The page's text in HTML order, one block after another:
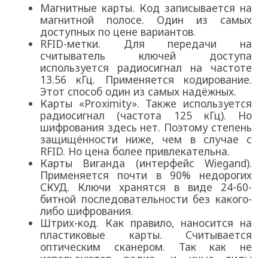
Магнитные карты. Код записывается на
магнитной полосе. Один из самых
доступных по цене вариантов.
RFID-метки. Для передачи на
считыватель ключей доступа
используется радиосигнал на частоте
13.56 кГц. Применяется кодирование.
Этот способ один из самых надёжных.
Карты «Proximity». Также используется
радиосигнал (частота 125 кГц). Но
шифрования здесь нет. Поэтому степень
защищённости ниже, чем в случае с
RFID. Но цена более привлекательна.
Карты Виганда (интерфейс Wiegand).
Применяется почти в 90% недорогих
СКУД. Ключи хранятся в виде 24-60-
битной последовательности без какого-
либо шифрования.
Штрих-код. Как правило, наносится на
пластиковые карты. Считывается
оптическим сканером. Так как не